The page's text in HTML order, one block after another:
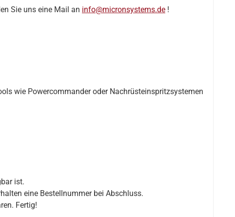
Sie uns eine Mail an info@micronsystems.de !
wie Powercommander oder Nachrüsteinspritzsystemen
ist.
eine Bestellnummer bei Abschluss.
Fertig!